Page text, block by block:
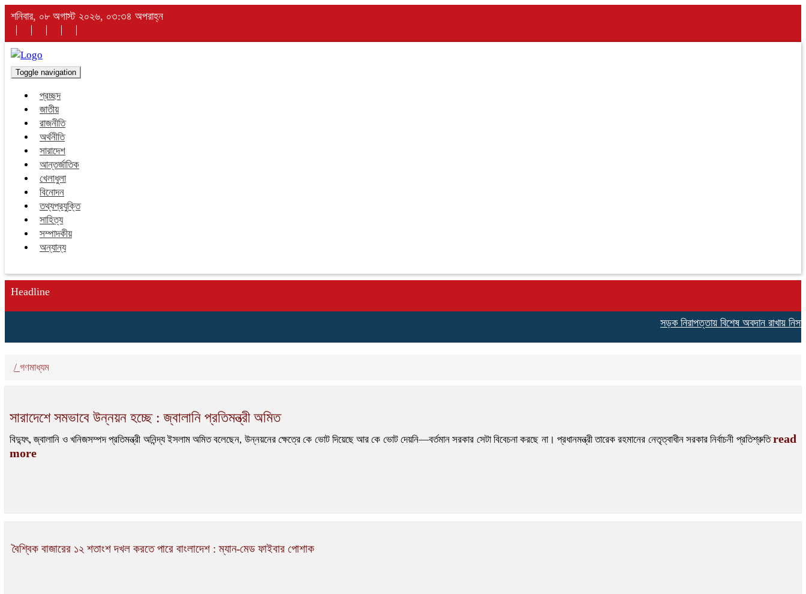
শনিবার, ০৮ অগাস্ট ২০২৬, ০৩:৩৪ অপরাহ্ন
Toggle navigation
প্রচ্ছদ
জাতীয়
রাজনীতি
অর্থনীতি
সারাদেশ
আন্তর্জাতিক
খেলাধুলা
বিনোদন
তথ্যপ্রযুক্তি
সাহিত্য
সম্পাদকীয়
অন্যান্য
Headline
সড়ক নিরাপত্তায় বিশেষ অবদান রাখায় নিসচা
/ গণমাধ্যম
সারাদেশে সমভাবে উন্নয়ন হচ্ছে : জ্বালানি প্রতিমন্ত্রী অমিত
বিদ্যুৎ, জ্বালানি ও খনিজসম্পদ প্রতিমন্ত্রী অনিন্দ্য ইসলাম অমিত বলেছেন, উন্নয়নের ক্ষেত্রে কে ভোট দিয়েছে আর কে ভোট দেয়নি—বর্তমান সরকার সেটা বিবেচনা করছে না। প্রধানমন্ত্রী তারেক রহমানের নেতৃত্বাধীন সরকার নির্বাচনী প্রতিশ্রুতিread
more
বৈশ্বিক বাজারের ১২ শতাংশ দখল করতে পারে বাংলাদেশ : ম্যান-মেড ফাইবার পোশাক